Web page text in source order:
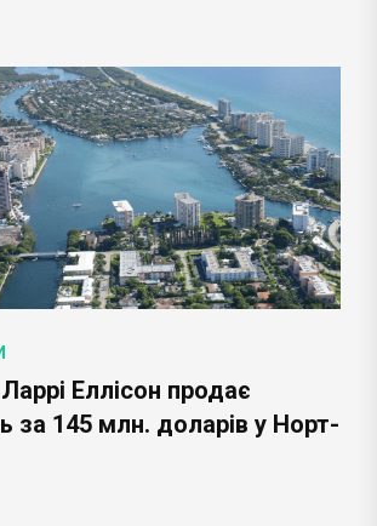
Еллісон продає
за 145 млн. доларів у Норт-